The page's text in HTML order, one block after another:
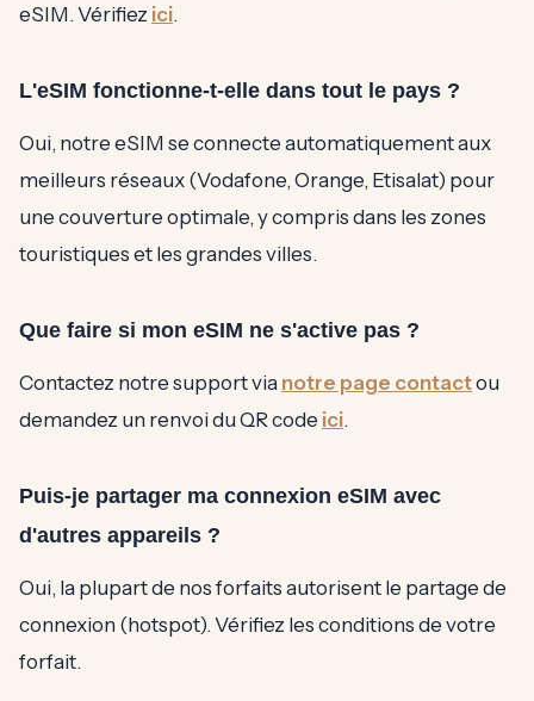
eSIM. Vérifiez ici.
L'eSIM fonctionne-t-elle dans tout le pays ?
Oui, notre eSIM se connecte automatiquement aux
meilleurs réseaux (Vodafone, Orange, Etisalat) pour
une couverture optimale, y compris dans les zones
touristiques et les grandes villes.
Que faire si mon eSIM ne s'active pas ?
Contactez notre support via notre page contactou
demandez un renvoi du QR code ici.
Puis-je partager ma connexion eSIM avec
d'autres appareils ?
Oui, la plupart de nos forfaits autorisent le partage de
connexion (hotspot). Vérifiez les conditions de votre
forfait.